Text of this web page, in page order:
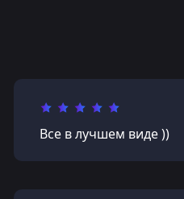
Все в лучшем виде ))